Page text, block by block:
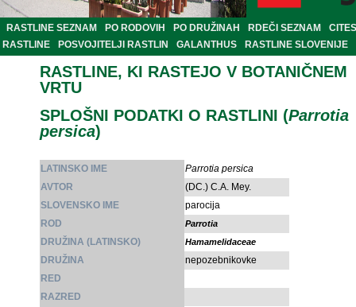
RASTLINE SEZNAM PO RODOVIH PO DRUŽINAH RDEČI SEZNAM
CITES
RASTLINE
POSVOJITELJI RASTLIN GALANTHUS RASTLINE SLOVENIJE
RASTLINE, KI RASTEJO V BOTANIČNEM
VRTU
SPLOŠNI PODATKI O RASTLINI (Parrotia
persica)
LATINSKO IME
Parrotia persica
AVTOR
(DC.) C.A. Mey.
SLOVENSKO IME
parocija
ROD
Parrotia
DRUŽINA (LATINSKO) Hamamelidaceae
DRUŽINA
nepozebnikovke
RED
RAZRED